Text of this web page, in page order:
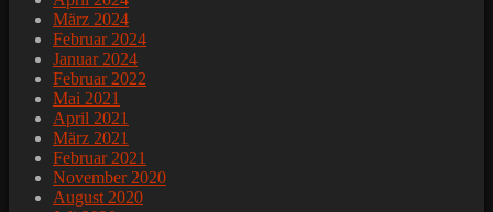
März 2024
Februar 2024
Januar 2024
Februar 2022
Mai 2021
April 2021
März 2021
Februar 2021
November 2020
August 2020